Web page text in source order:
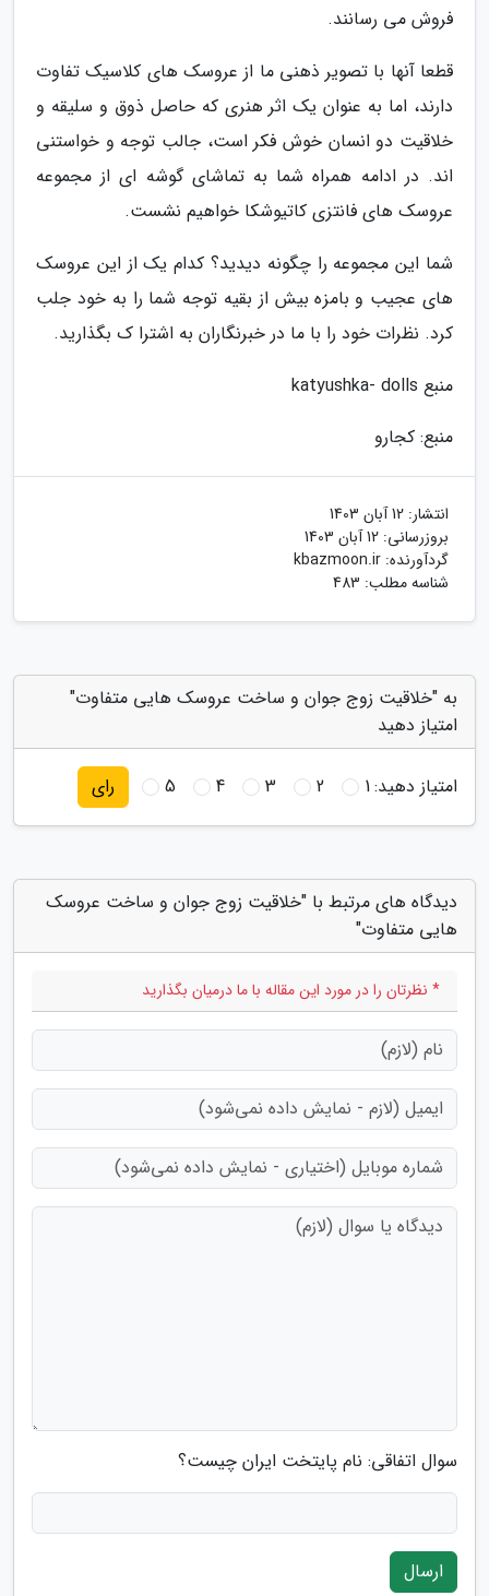
فروش می رسانند.
قطعا آنها با تصویر ذهنی ما از عروسک های کلاسیک تفاوت
دارند، اما به عنوان یک اثر هنری که حاصل ذوق و سلیقه و
خلاقیت دو انسان خوش فکر است، جالب توجه و خواستنی
اند. در ادامه همراه شما به تماشای گوشه ای از مجموعه
عروسک های فانتزی کاتیوشکا خواهیم نشست.
شما این مجموعه را چگونه دیدید؟ کدام یک از این عروسک
های عجیب و بامزه بیش از بقیه توجه شما را به خود جلب
کرد. نظرات خود را با ما در خبرنگاران به اشترا ک بگذارید.
منبع katyushka- dolls
منبع: کجارو
انتشار: 12 آبان 1403
بروزرسانی: 12 آبان 1403
گردآورنده: kbazmoon.ir
شناسه مطلب: 483
به "خلاقیت زوج جوان و ساخت عروسک هایی متفاوت"
امتیاز دهید
امتیاز دهید:1
2
3
4
5 رای
دیدگاه های مرتبط با "خلاقیت زوج جوان و ساخت عروسک
هایی متفاوت"
* نظرتان را در مورد این مقاله با ما درمیان بگذارید
سوال اتفاقی: نام پایتخت ایران چیست؟
ارسال